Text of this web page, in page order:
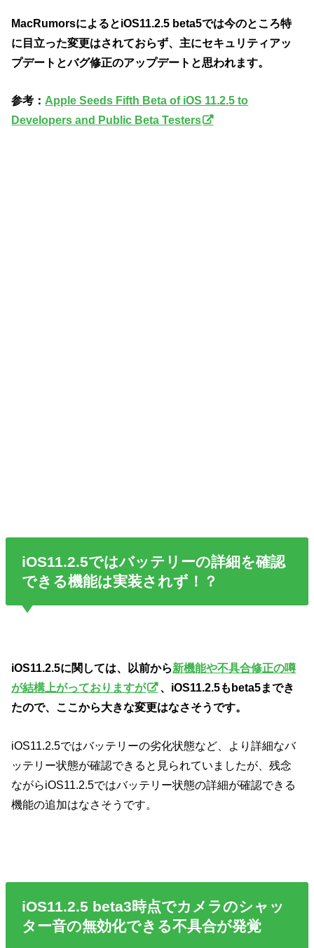
MacRumorsによるとiOS11.2.5 beta5では今のところ特
に目立った変更はされておらず、主にセキュリティアッ
プデートとバグ修正のアップデートと思われます。
参考： Apple Seeds Fifth Beta of iOS 11.2.5 to
Developers and Public Beta Testers
iOS11.2.5ではバッテリーの詳細を確認
できる機能は実装されず！？
iOS11.2.5に関しては、以前から新機能や不具合修正の噂
が結構上がっておりますが
、iOS11.2.5もbeta5までき
たので、ここから大きな変更はなさそうです。
iOS11.2.5ではバッテリーの劣化状態など、より詳細なバ
ッテリー状態が確認できると見られていましたが、残念
ながらiOS11.2.5ではバッテリー状態の詳細が確認できる
機能の追加はなさそうです。
iOS11.2.5 beta3時点でカメラのシャッ
ター音の無効化できる不具合が発覚